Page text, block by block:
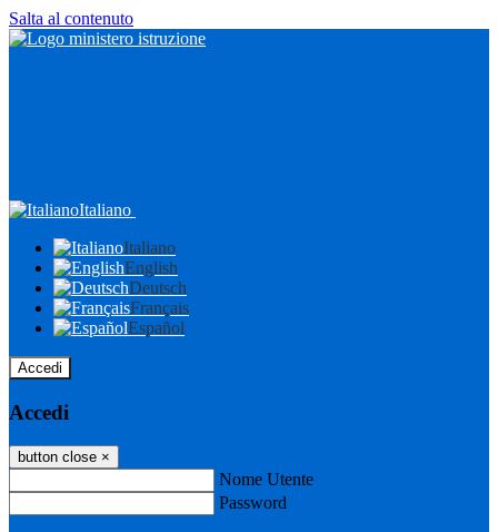
Salta al contenuto
Italiano
Italiano
English
Deutsch
Français
Español
Accedi
Accedi
button close ×
Nome Utente
Password